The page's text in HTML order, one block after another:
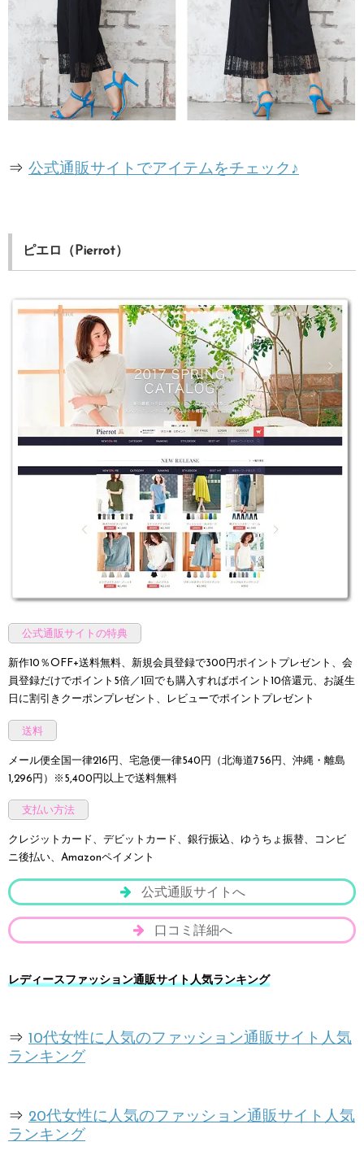
⇒ 公式通販サイトでアイテムをチェック♪
ピエロ（Pierrot）
公式通販サイトの特典
新作10％OFF+送料無料、新規会員登録で300円ポイントプレゼント、会
員登録だけでポイント5倍／1回でも購入すればポイント10倍還元、お誕生
日に割引きクーポンプレゼント、レビューでポイントプレゼント
送料
メール便全国一律216円、宅急便一律540円（北海道756円、沖縄・離島
1,296円）
※5,400円以上で送料無料
支払い方法
クレジットカード、デビットカード、銀行振込、ゆうちょ振替、コンビ
ニ後払い、Amazonペイメント
公式通販サイトへ
口コミ詳細へ
レディースファッション通販サイト人気ランキング
⇒ 10代女性に人気のファッション通販サイト人気
ランキング
⇒ 20代女性に人気のファッション通販サイト人気
ランキング